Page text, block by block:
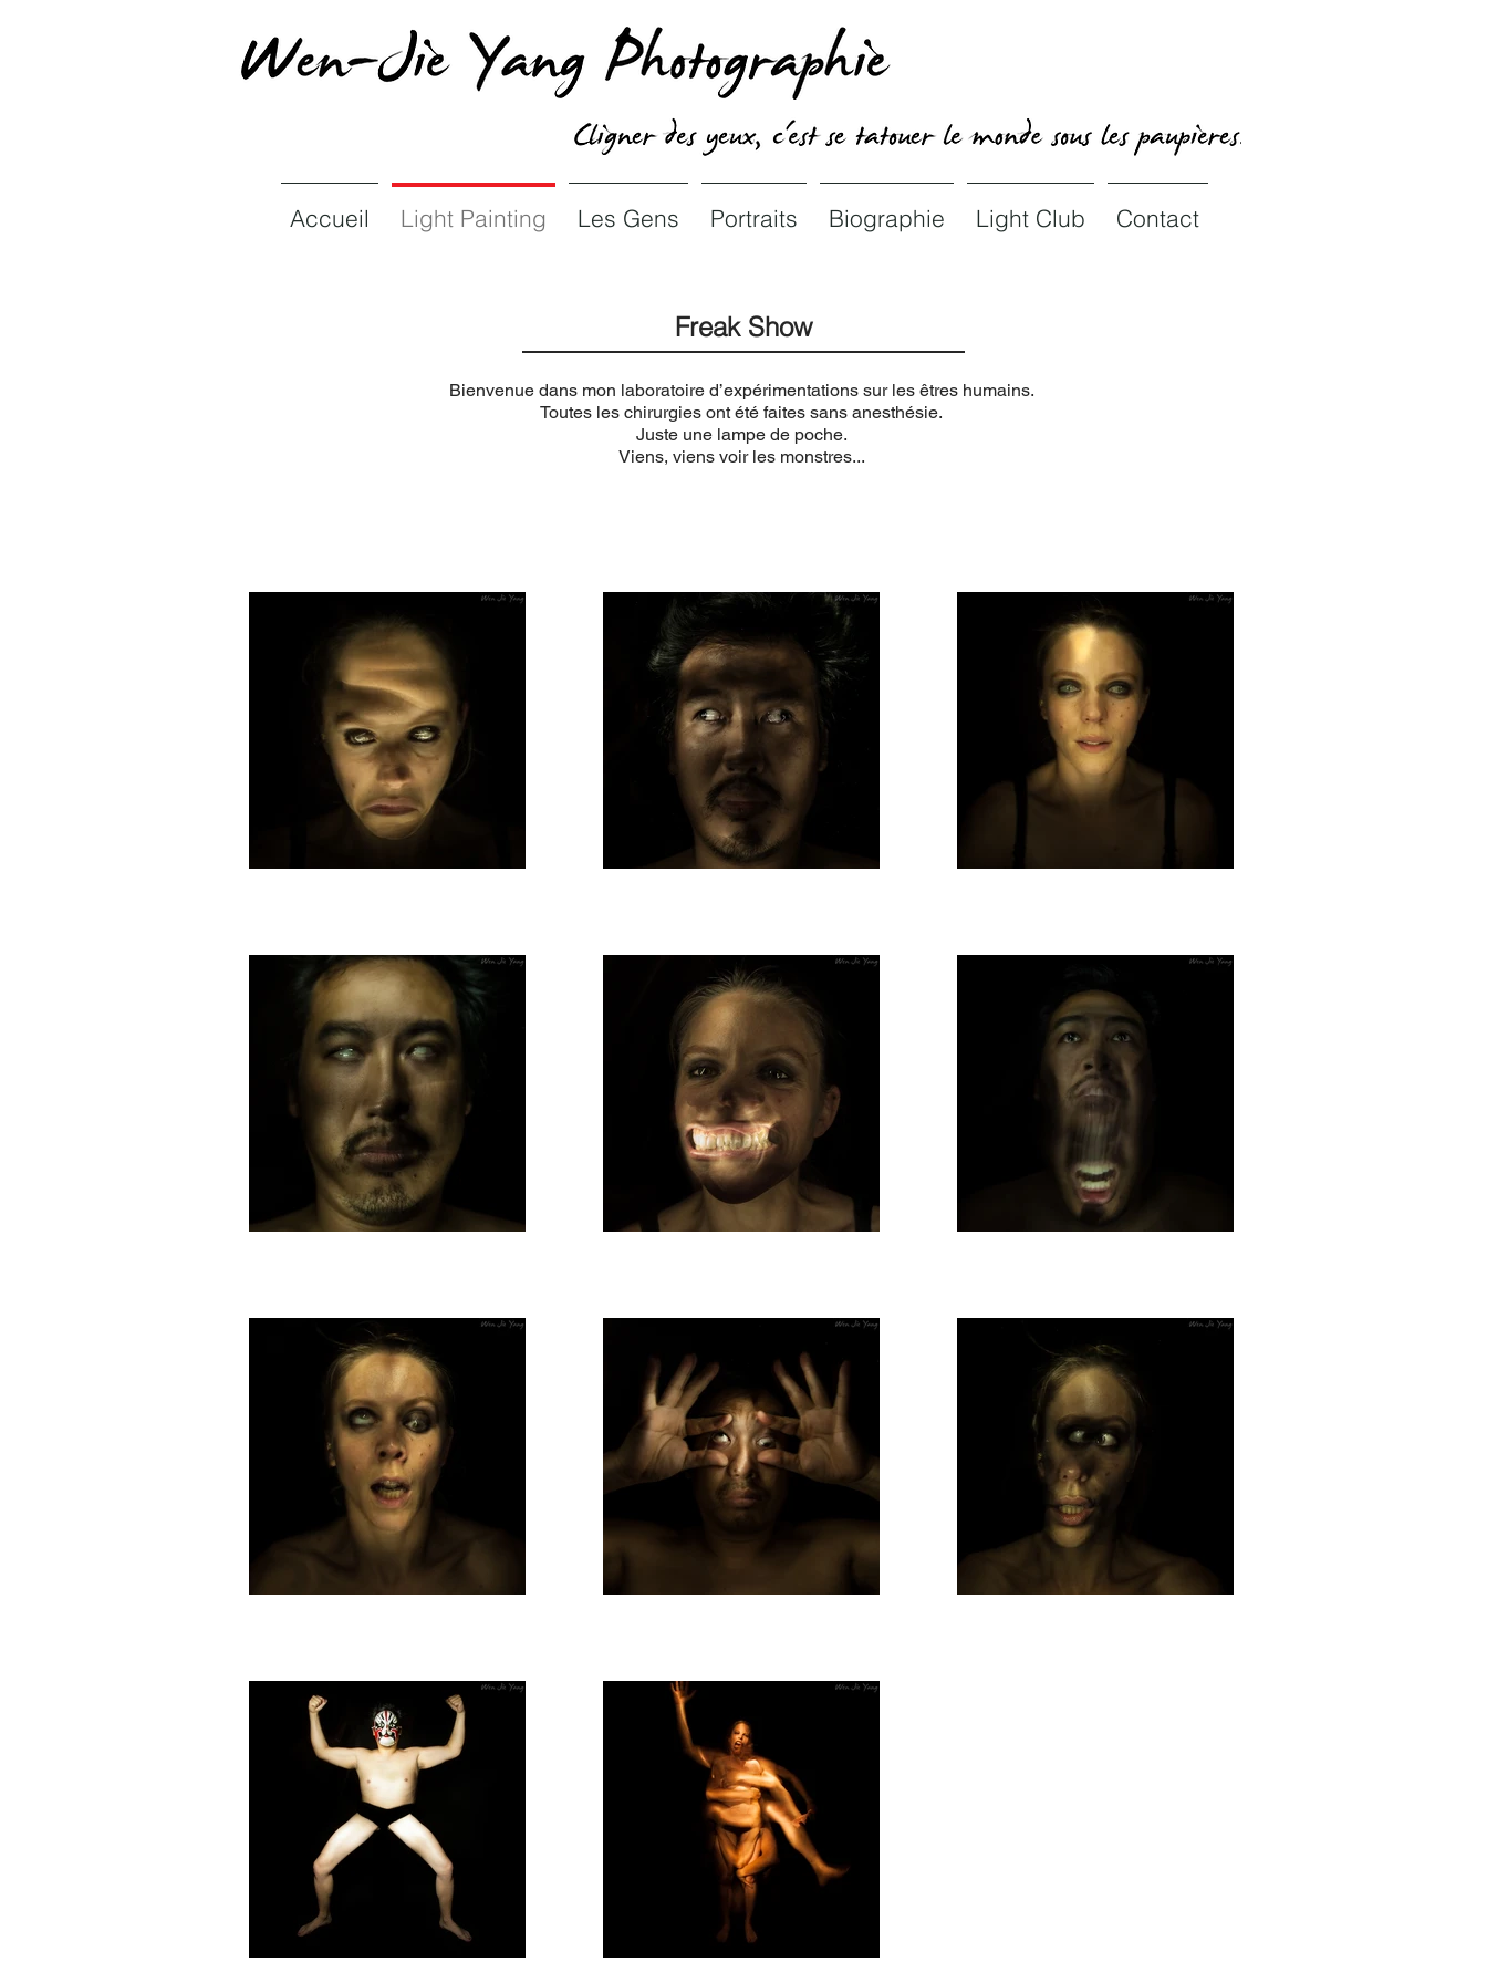
Accueil Light Painting Les Gens Portraits Biographie Light Club Contact
Freak Show
Bienvenue dans mon laboratoire d’expérimentations sur les êtres humains.
Toutes les chirurgies ont été faites sans anesthésie.
Juste une lampe de poche.
Viens, viens voir les monstres...